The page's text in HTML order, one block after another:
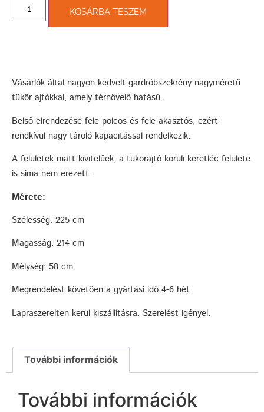
KOSÁRBA TESZEM
Vásárlók által nagyon kedvelt gardróbszekrény nagyméretű
tükör ajtókkal, amely térnövelő hatású.
Belső elrendezése fele polcos és fele akasztós, ezért
rendkívül nagy tároló kapacitással rendelkezik.
A felületek matt kivitelűek, a tükörajtó körüli keretléc felülete
is sima nem erezett.
Mérete:
Szélesség: 225 cm
Magasság: 214 cm
Mélység: 58 cm
Megrendelést követően a gyártási idő 4-6 hét.
Lapraszerelten kerül kiszállításra. Szerelést igényel.
További információk
További információk